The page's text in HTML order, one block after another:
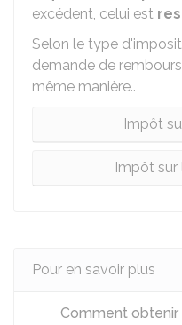
excédent, celui est
Selon le type
demande de
même manière..
Impôt
Impôt sur
Pour en savoir plus
Comment obtenir